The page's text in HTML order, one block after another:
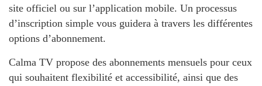
site officiel ou sur l’application mobile. Un processus
d’inscription simple vous guidera à travers les différentes
options d’abonnement.
Calma TV propose des abonnements mensuels pour ceux
qui souhaitent flexibilité et accessibilité, ainsi que des